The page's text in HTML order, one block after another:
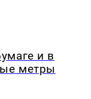
и в
метры